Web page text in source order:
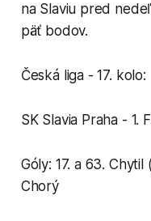
na Slaviu pred
päť bodov.
Česká liga - 17. kolo:
SK Slavia Praha - 1.
Góly: 17. a 63.
Chorý